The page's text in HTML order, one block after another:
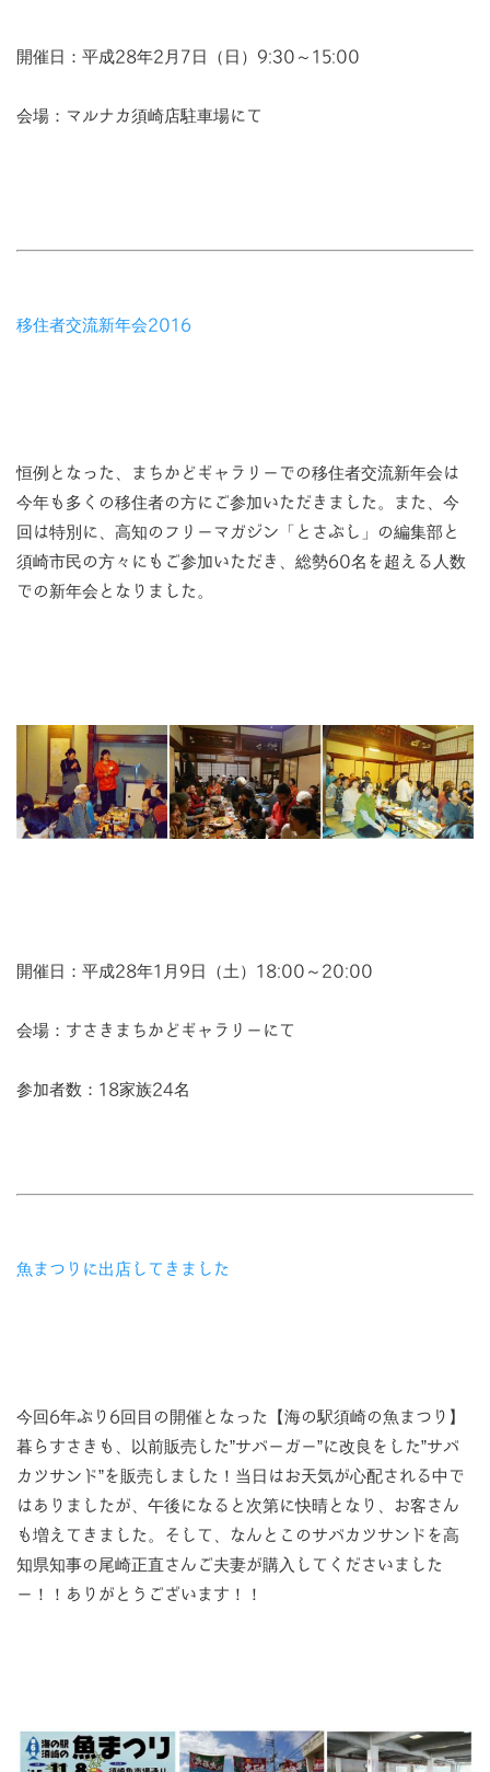
開催日：平成28年2月7日（日）9:30～15:00
会場：マルナカ須崎店駐車場にて
移住者交流新年会2016
恒例となった、まちかどギャラリーでの移住者交流新年会は
今年も多くの移住者の方にご参加いただきました。また、今
回は特別に、高知のフリーマガジン「とさぶし」の編集部と
須崎市民の方々にもご参加いただき、総勢60名を超える人数
での新年会となりました。
開催日：平成28年1月9日（土）18:00～20:00
会場：すさきまちかどギャラリーにて
参加者数：18家族24名
魚まつりに出店してきました
今回6年ぶり6回目の開催となった【海の駅須崎の魚まつり】
暮らすさきも、以前販売した”サバーガー”に改良をした”サバ
カツサンド”を販売しました！当日はお天気が心配される中で
はありましたが、午後になると次第に快晴となり、お客さん
も増えてきました。そして、なんとこのサバカツサンドを高
知県知事の尾崎正直さんご夫妻が購入してくださいました
ー！！ありがとうございます！！